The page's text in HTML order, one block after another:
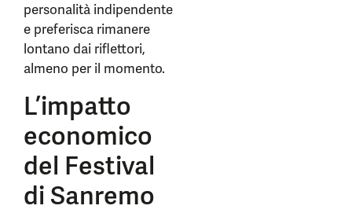
personalità indipendente
e preferisca rimanere
lontano dai riflettori,
almeno per il momento.
L’impatto
economico
del Festival
di Sanremo